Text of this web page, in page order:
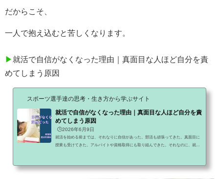
だからこそ、
一人で抱え込むと苦しくなります。
▶ 就活で自信がなくなった理由｜真面目な人ほど自分を責
めてしまう原因
スポーツ選手達の思考・生き方から学ぶサイト
就活で自信がなくなった理由｜真面目な人ほど自分を責
めてしまう原因
🕒️2026年6月9日
就活を始める前までは、それなりに自信があった。部活も頑張ってきた。真面目に
授業も受けてきた。アルバイトや資格取得にも取り組んできた。それなのに、就活